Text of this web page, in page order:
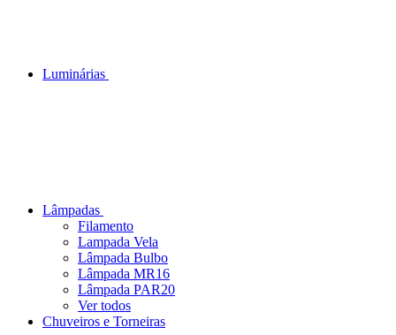
Luminárias
Lâmpadas
Filamento
Lampada Vela
Lâmpada Bulbo
Lâmpada MR16
Lâmpada PAR20
Ver todos
Chuveiros e Torneiras